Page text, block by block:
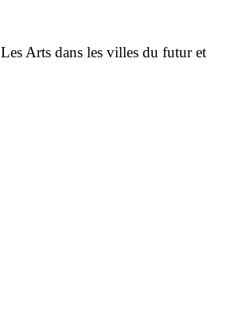
Les Arts dans les villes du futur et